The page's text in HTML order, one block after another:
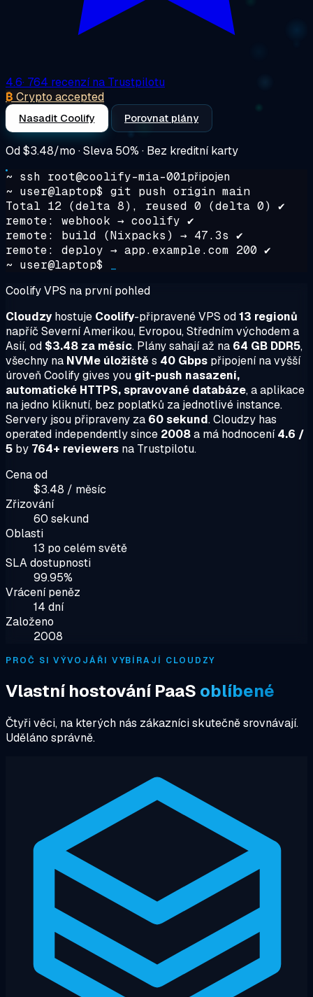
4.6· 764 recenzí na Trustpilotu
₿ Crypto accepted
Nasadit Coolify Porovnat plány
Od$3.48/mo · Sleva 50% · Bez kreditní karty
~ ssh root@coolify-mia-001připojen
~ user@laptop$ git push origin main
Total 12 (delta 8), reused 0 (delta 0) ✔
remote: webhook → coolify ✔
remote: build (Nixpacks) → 47.3s ✔
remote: deploy → app.example.com 200 ✔
~ user@laptop$
Coolify VPS na první pohled
Cloudzyhostuje Coolify-připravené VPS od13 regionů
napříč Severní Amerikou, Evropou, Středním východem a
Asií, od $3.48 za měsíc. Plány sahají až na 64 GB DDR5,
všechny na NVMe úložiště s 40 Gbps připojení na vyšší
úroveň Coolify gives you git-push nasazení,
automatické HTTPS, spravované databáze, a aplikace
na jedno kliknutí, bez poplatků za jednotlivé instance.
Servery jsou připraveny za 60 sekund. Cloudzy has
operated independently since 2008a má hodnocení4.6 /
5 by 764+ reviewers na Trustpilotu.
Cena od
$3.48 / měsíc
Zřizování
60 sekund
Oblasti
13 po celém světě
SLA dostupnosti
99.95%
Vrácení peněz
14 dní
Založeno
2008
PROČ SI VÝVOJÁŘI VYBÍRAJÍ CLOUDZY
Vlastní hostování PaaS oblíbené
Čtyři věci, na kterých nás zákazníci skutečně srovnávají.
Uděláno správně.